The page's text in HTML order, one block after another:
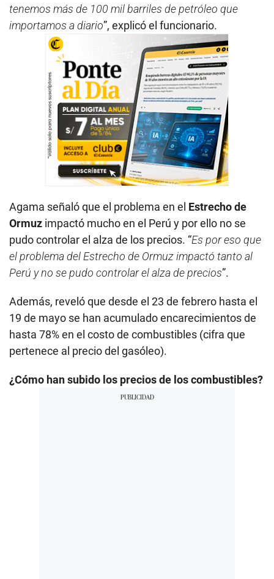
tenemos más de 100 mil barriles de petróleo que
importamos a diario”, explicó el funcionario.
Agama señaló que el problema en el Estrecho de
Ormuz impactó mucho en el Perú y por ello no se
pudo controlar el alza de los precios. “Es por eso que
el problema del Estrecho de Ormuz impactó tanto al
Perú y no se pudo controlar el alza de precios”.
Además, reveló que desde el 23 de febrero hasta el
19 de mayo se han acumulado encarecimientos de
hasta 78% en el costo de combustibles (cifra que
pertenece al precio del gasóleo).
¿Cómo han subido los precios de los combustibles?